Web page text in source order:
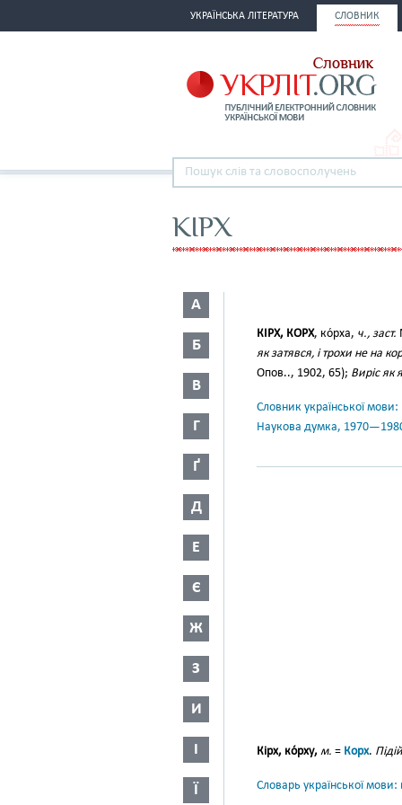
УКРАЇНСЬКА ЛІТЕРАТУРА СЛОВНИК
КІРХ
А
Б
В
Г
Ґ
Д
Е
Є
Ж
З
И
І
Ї
КІРХ, КОРХ, ко́рха, ч., заст.
як затявся, і трохи не на
Опов.., 1902, 65); Виріс як
Словник української
Наукова думка,
Кірх, ко́рху, м. = Корх.
Словарь української